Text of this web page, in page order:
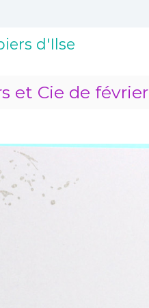
d'Ilse
et Cie de février